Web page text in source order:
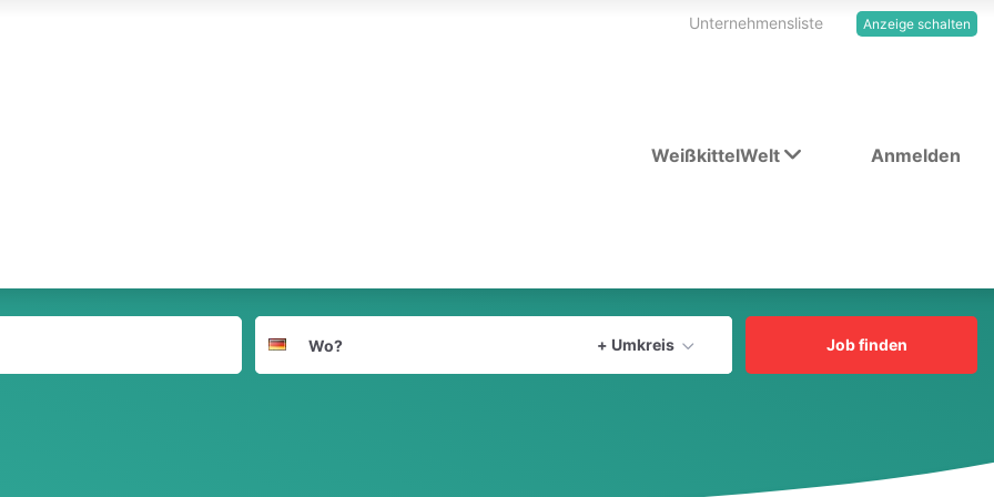
Anzeige schalten
Unternehmensliste
Anmelden
WeißkittelWelt
Deutschland
+ Umkreis
Aktuellen Ort verwenden
Job finden